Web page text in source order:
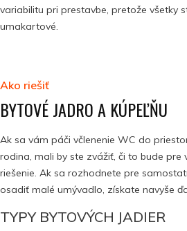
variabilitu pri prestavbe, pretože všetky
umakartové.
Ako riešiť
BYTOVÉ JADRO A KÚPEĽŇU
Ak sa vám páči včlenenie WC do
rodina, mali by ste zvážiť, či to bude
riešenie. Ak sa rozhodnete pre
osadiť malé umývadlo, získate navyše
TYPY BYTOVÝCH JADIER